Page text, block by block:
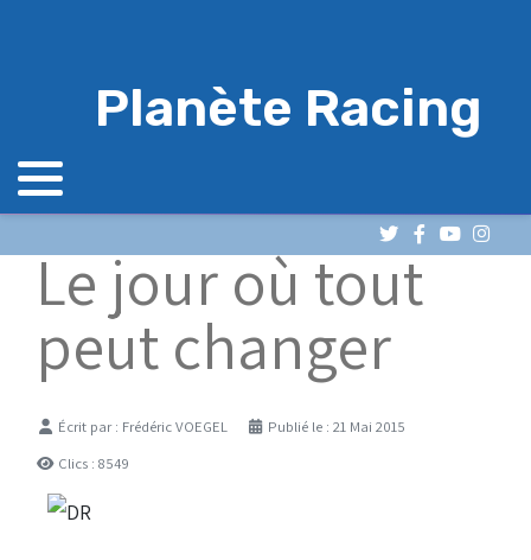
Planète Racing
Le jour où tout
peut changer
DétailsÉcrit par : Frédéric VOEGEL
Publié le : 21 Mai 2015
Clics : 8549